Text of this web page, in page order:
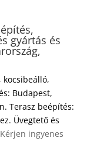
gyártás és
Budapest,
Terasz beépítés:
Üvegtető és
Kérjen ingyenes